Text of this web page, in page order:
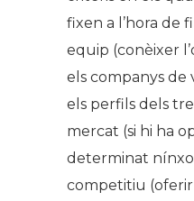
fixen a l’hora de
equip (conèixer
els companys
els perfils dels
mercat (si hi ha
determinat
competitiu